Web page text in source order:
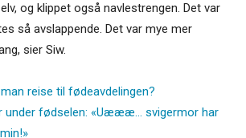
og klippet også navlestrengen. Det var
så avslappende. Det var mye mer
sier Siw.
reise til fødeavdelingen?
under fødselen: «Uæææ... svigermor har